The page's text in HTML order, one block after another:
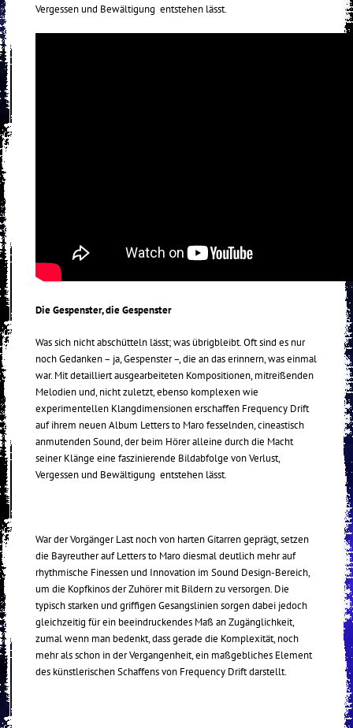
Vergessen und Bewältigung entstehen lässt.
Die Gespenster, die Gespenster
Was sich nicht abschütteln lässt; was übrigbleibt. Oft sind es nur
noch Gedanken – ja, Gespenster –, die an das erinnern, was einmal
war. Mit detailliert ausgearbeiteten Kompositionen, mitreißenden
Melodien und, nicht zuletzt, ebenso komplexen wie
experimentellen Klangdimensionen erschaffen Frequency Drift
auf ihrem neuen Album Letters to Maro fesselnden, cineastisch
anmutenden Sound, der beim Hörer alleine durch die Macht
seiner Klänge eine faszinierende Bildabfolge von Verlust,
Vergessen und Bewältigung entstehen lässt.
War der Vorgänger Last noch von harten Gitarren geprägt, setzen
die Bayreuther auf Letters to Maro diesmal deutlich mehr auf
rhythmische Finessen und Innovation im Sound Design-Bereich,
um die Kopfkinos der Zuhörer mit Bildern zu versorgen. Die
typisch starken und griffigen Gesangslinien sorgen dabei jedoch
gleichzeitig für ein beeindruckendes Maß an Zugänglichkeit,
zumal wenn man bedenkt, dass gerade die Komplexität, noch
mehr als schon in der Vergangenheit, ein maßgebliches Element
des künstlerischen Schaffens von Frequency Drift darstellt.